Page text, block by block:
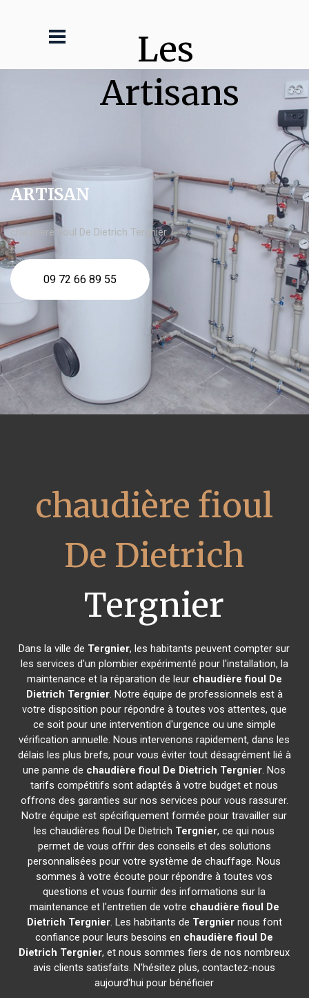
Les
Artisans
ARTISAN
chaudière fioul De Dietrich Tergnier
09 72 66 89 55
chaudière fioul
De Dietrich
Tergnier
Dans la ville de Tergnier, les habitants peuvent compter sur
les services d'un plombier expérimenté pour l'installation, la
maintenance et la réparation de leur chaudière fioul De
Dietrich Tergnier. Notre équipe de professionnels est à
votre disposition pour répondre à toutes vos attentes, que
ce soit pour une intervention d'urgence ou une simple
vérification annuelle. Nous intervenons rapidement, dans les
délais les plus brefs, pour vous éviter tout désagrément lié à
une panne de chaudière fioul De Dietrich Tergnier. Nos
tarifs compétitifs sont adaptés à votre budget et nous
offrons des garanties sur nos services pour vous rassurer.
Notre équipe est spécifiquement formée pour travailler sur
les chaudières fioul De Dietrich Tergnier, ce qui nous
permet de vous offrir des conseils et des solutions
personnalisées pour votre système de chauffage. Nous
sommes à votre écoute pour répondre à toutes vos
questions et vous fournir des informations sur la
maintenance et l'entretien de votre chaudière fioul De
Dietrich Tergnier. Les habitants de Tergniernous font
confiance pour leurs besoins en chaudière fioul De
Dietrich Tergnier, et nous sommes fiers de nos nombreux
avis clients satisfaits. N'hésitez plus, contactez-nous
aujourd'hui pour bénéficier